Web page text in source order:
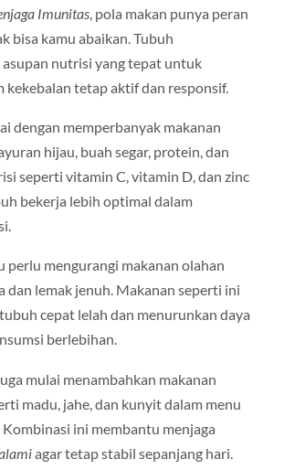
Imunitas, pola makan punya peran
bisa kamu abaikan. Tubuh
nutrisi yang tepat untuk
kekebalan tetap aktif dan responsif.
dengan memperbanyak makanan
hijau, buah segar, protein, dan
seperti vitamin C, vitamin D, dan zinc
bekerja lebih optimal dalam
perlu mengurangi makanan olahan
dan lemak jenuh. Makanan seperti ini
cepat lelah dan menurunkan daya
berlebihan.
mulai menambahkan makanan
madu, jahe, dan kunyit dalam menu
Kombinasi ini membantu menjaga
agar tetap stabil sepanjang hari.